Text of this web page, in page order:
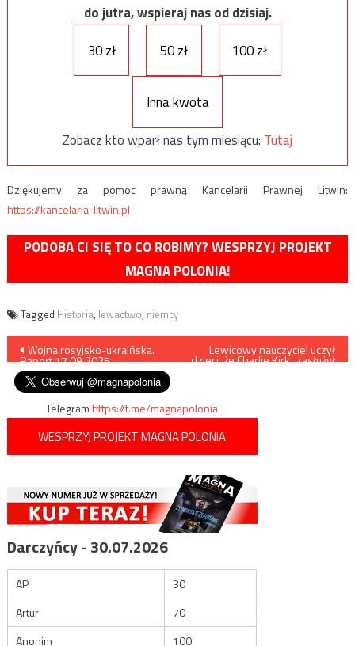
do jutra, wspieraj nas od dzisiaj.
30 zł
50 zł 100 zł
Inna kwota
Zobacz kto wparł nas tym miesiącu: Tutaj
Dziękujemy za pomoc prawną Kancelarii Prawnej Litwin:
https://kancelaria-litwin.pl
PODOBA CI SIĘ TO CO ROBIMY? WESPRZYJ PROJEKT
MAGNA POLONIA!
Tagged Historia, lewactwo, niemcy
Nawigacja
wpisu
Wojna rosyjsko-ukraińska.
Raport 17.09.2025
Lewicowy nauczyciel uczył
dzieci, że Charlie Kirk „zasłużył
Telegramhttps://t.me/magnapolonia
WESPRZYJ PROJEKT MAGNA POLONIA
Darczyńcy - 30.07.2026
AP
30
Artur
70
Anonim
100